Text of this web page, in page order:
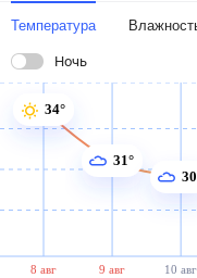
Температура
Ночь
8 авг 9 авг 10 авг
34°
31°